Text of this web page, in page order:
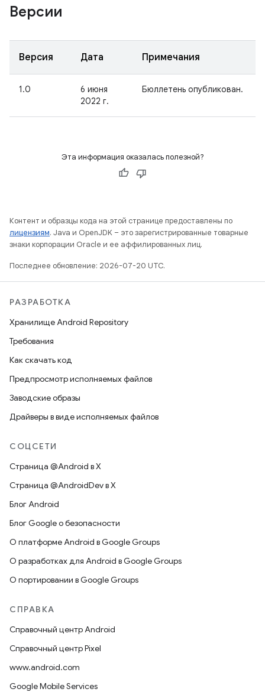
Версии
Версия Дата Примечания
1.0
6 июня
2022 г.
Бюллетень опубликован.
Эта информация оказалась полезной?
Контент и образцы кода на этой странице предоставлены по
лицензиям. Java и OpenJDK – это зарегистрированные товарные
знаки корпорации Oracle и ее аффилированных лиц.
Последнее обновление: 2026-07-20 UTC.
РАЗРАБОТКА
Хранилище Android Repository
Требования
Как скачать код
Предпросмотр исполняемых файлов
Заводские образы
Драйверы в виде исполняемых файлов
СОЦСЕТИ
Страница @Android в X
Страница @AndroidDev в X
Блог Android
Блог Google о безопасности
О платформе Android в Google Groups
О разработках для Android в Google Groups
О портировании в Google Groups
СПРАВКА
Справочный центр Android
Справочный центр Pixel
www.android.com
Google Mobile Services